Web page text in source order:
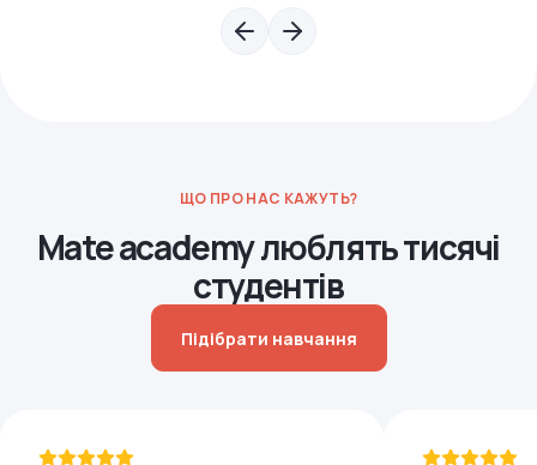
ЩО ПРО НАС КАЖУТЬ?
Mate academy люблять тисячі
студентів
Підібрати навчання